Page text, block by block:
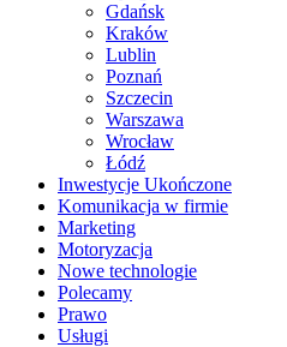
Gdańsk
Kraków
Lublin
Poznań
Szczecin
Warszawa
Wrocław
Łódź
Inwestycje Ukończone
Komunikacja w firmie
Marketing
Motoryzacja
Nowe technologie
Polecamy
Prawo
Usługi